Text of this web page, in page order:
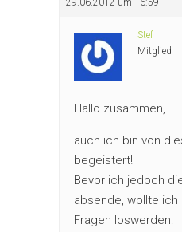
Stef
Mitglied
Hallo zusammen,
auch ich bin von
begeistert!
Bevor ich jedoch
absende, wollte
Fragen loswerden: